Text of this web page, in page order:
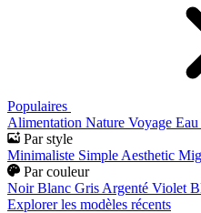
Populaires
Alimentation Nature Voyage Eau
Par style
Minimaliste Simple Aesthetic
Par couleur
Noir Blanc Gris Argenté Violet
Explorer les modèles récents